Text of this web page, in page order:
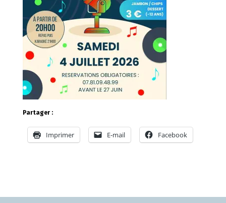
Partager :
Imprimer E-mail Facebook